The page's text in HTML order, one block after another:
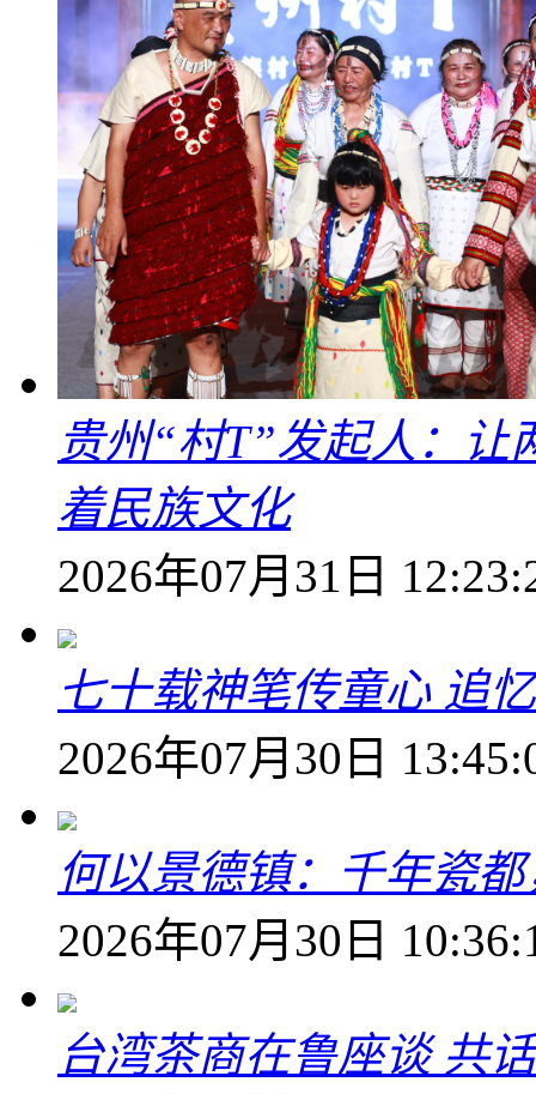
贵州“村T”发起人：让
着民族文化
2026年07月31日
七十载神笔传童心 追
2026年07月30日
何以景德镇：千年瓷
2026年07月30日
台湾茶商在鲁座谈 共